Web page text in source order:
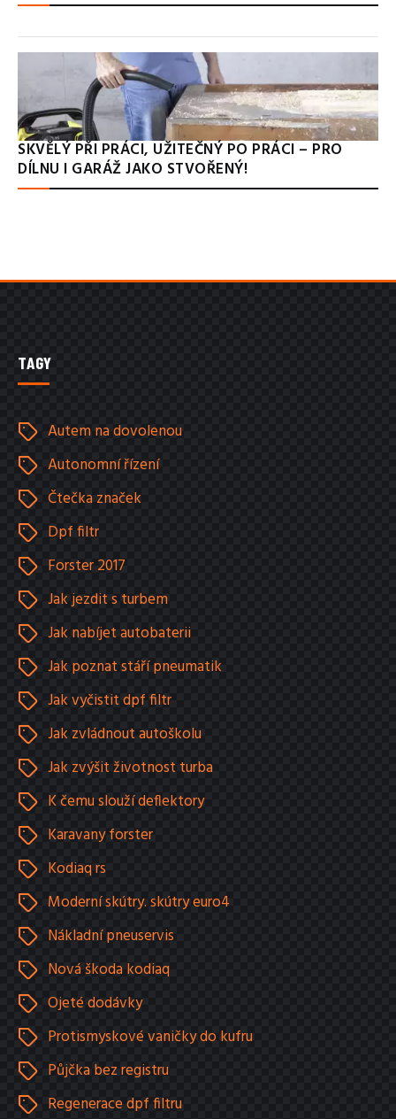
SKVĚLÝ PŘI PRÁCI, UŽITEČNÝ PO PRÁCI – PRO
DÍLNU I GARÁŽ JAKO STVOŘENÝ!
TAGY
Autem na dovolenou
Autonomní řízení
Čtečka značek
Dpf filtr
Forster 2017
Jak jezdit s turbem
Jak nabíjet autobaterii
Jak poznat stáří pneumatik
Jak vyčistit dpf filtr
Jak zvládnout autoškolu
Jak zvýšit životnost turba
K čemu slouží deflektory
Karavany forster
Kodiaq rs
Moderní skútry. skútry euro4
Nákladní pneuservis
Nová škoda kodiaq
Ojeté dodávky
Protismyskové vaničky do kufru
Půjčka bez registru
Regenerace dpf filtru